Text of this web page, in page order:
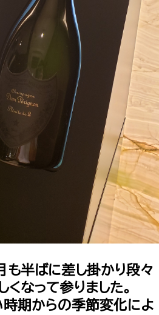
も半ばに差し掛かり段々
くなって参りました。
期からの季節変化によ